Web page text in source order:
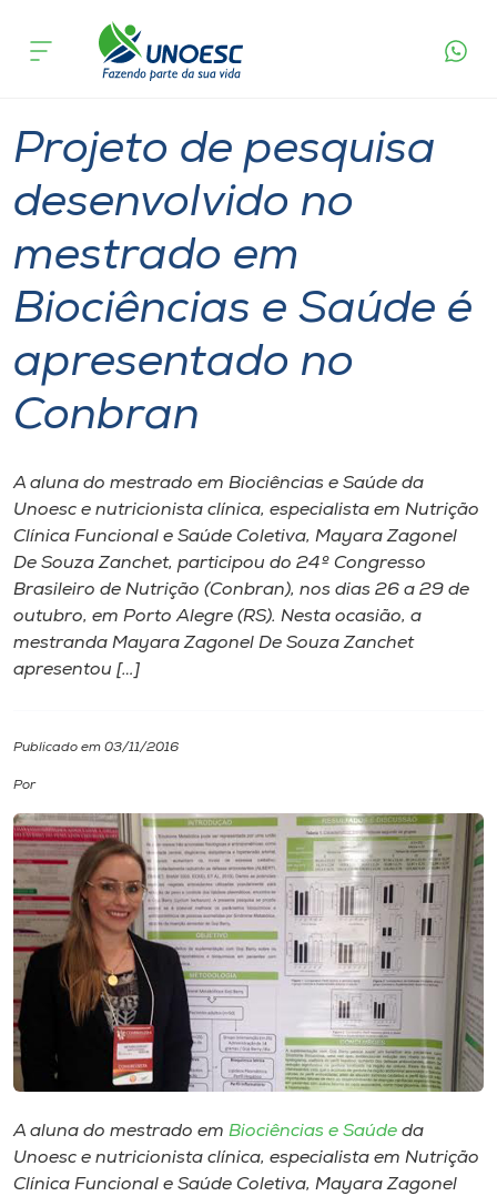
Cursos
Pesquisa
Atendimento ao Estudante
Portal de Ensino
Unoesc
Internacionalização
I.nova
Diplomados
Cultura
CPA
Biblioteca
Editora
Rádio
Museu
Unoesc
acontece
Conbran
Projeto de pesquisa
desenvolvido no
mestrado em
Biociências e Saúde é
apresentado no
Conbran
A aluna do mestrado em Biociências e Saúde da
Unoesc e nutricionista clínica, especialista em Nutrição
Clínica Funcional e Saúde Coletiva, Mayara Zagonel
De Souza Zanchet, participou do 24º Congresso
Brasileiro de Nutrição (Conbran), nos dias 26 a 29 de
outubro, em Porto Alegre (RS). Nesta ocasião, a
mestranda Mayara Zagonel De Souza Zanchet
apresentou […]
Publicado em 03/11/2016
Por
A aluna do mestrado em Biociências e Saúde da
Unoesc e nutricionista clínica, especialista em Nutrição
Clínica Funcional e Saúde Coletiva, Mayara Zagonel